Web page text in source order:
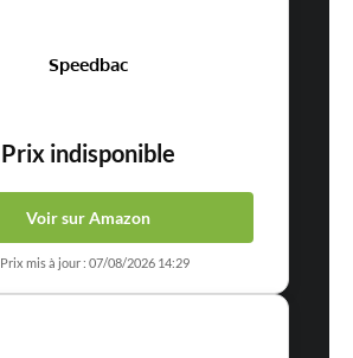
Speedbac
Prix indisponible
Voir sur Amazon
Prix mis à jour : 07/08/2026 14:29